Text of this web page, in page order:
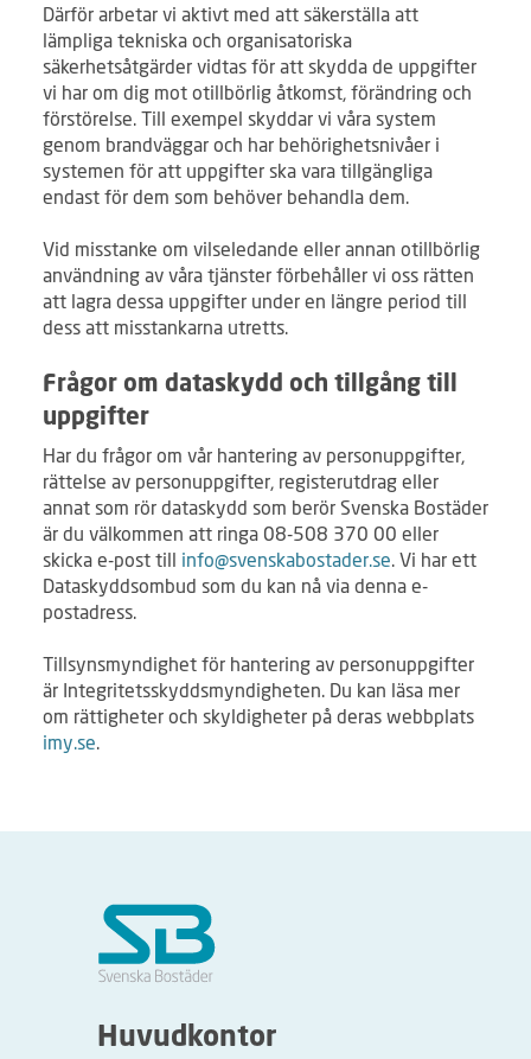
Därför arbetar vi aktivt med att säkerställa att
lämpliga tekniska och organisatoriska
säkerhetsåtgärder vidtas för att skydda de uppgifter
vi har om dig mot otillbörlig åtkomst, förändring och
förstörelse. Till exempel skyddar vi våra system
genom brandväggar och har behörighetsnivåer i
systemen för att uppgifter ska vara tillgängliga
endast för dem som behöver behandla dem.
Vid misstanke om vilseledande eller annan otillbörlig
användning av våra tjänster förbehåller vi oss rätten
att lagra dessa uppgifter under en längre period till
dess att misstankarna utretts.
Frågor om dataskydd och tillgång till
uppgifter
Har du frågor om vår hantering av personuppgifter,
rättelse av personuppgifter, registerutdrag eller
annat som rör dataskydd som berör Svenska Bostäder
är du välkommen att ringa 08-508 370 00 eller
skicka e-post till info@svenskabostader.se. Vi har ett
Dataskyddsombud som du kan nå via denna e-
postadress.
Tillsynsmyndighet för hantering av personuppgifter
är Integritetsskyddsmyndigheten. Du kan läsa mer
om rättigheter och skyldigheter på deras webbplats
imy.se.
Huvudkontor